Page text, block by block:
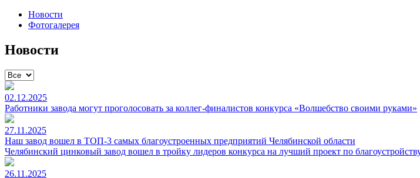
Новости
Фотогалерея
Новости
02.12.2025
Работники завода могут проголосовать за коллег-финалистов конкурса «Волшебство своими руками»
27.11.2025
Наш завод вошел в ТОП-3 самых благоустроенных предприятий Челябинской области
Челябинский цинковый завод вошел в тройку лидеров конкурса на лучший проект по
26.11.2025